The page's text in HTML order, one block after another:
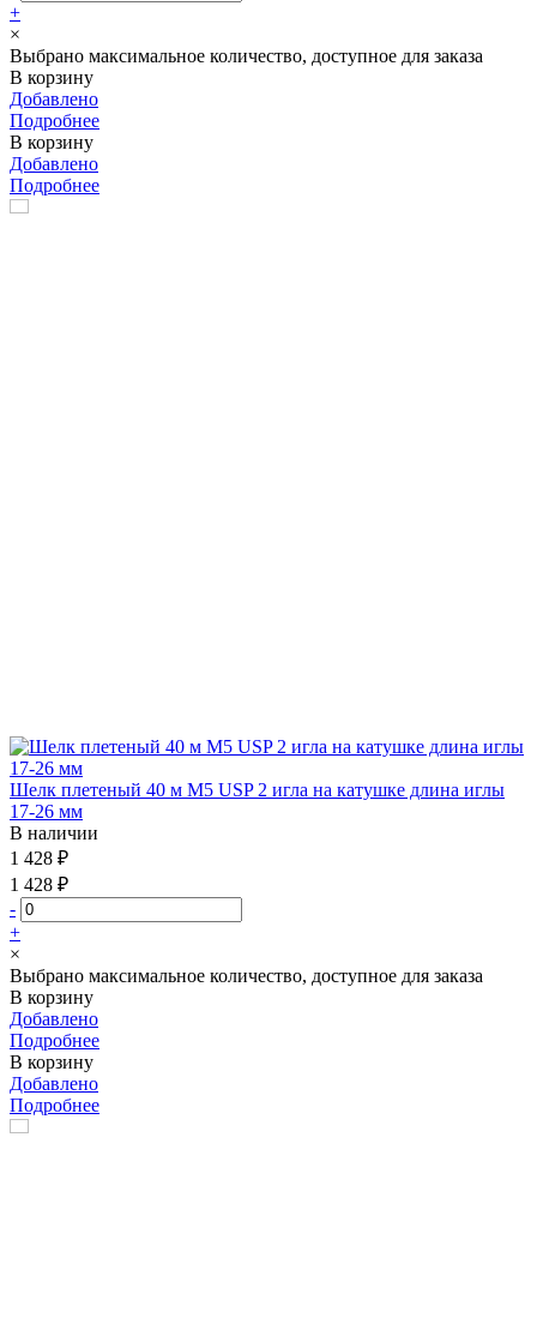
+
×
Выбрано максимальное количество, доступное для заказа
В корзину
Добавлено
Подробнее
В корзину
Добавлено
Подробнее
Шелк плетеный 40 м М5 USP 2 игла на катушке длина иглы
17-26 мм
В наличии
1 428 ₽
1 428 ₽
-
+
×
Выбрано максимальное количество, доступное для заказа
В корзину
Добавлено
Подробнее
В корзину
Добавлено
Подробнее